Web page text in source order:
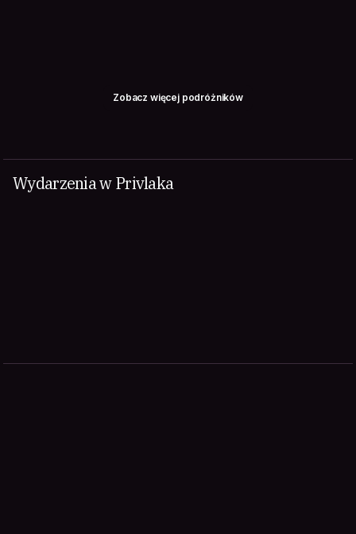
Zobacz więcej podróżników
Wydarzenia w Privlaka